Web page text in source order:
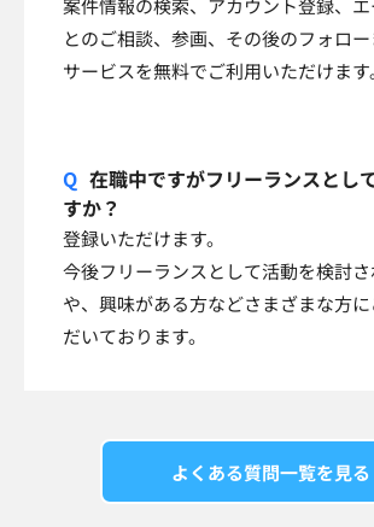
案件情報の検索、アカウント登録、
とのご相談、参画、その後のフォロ
サービスを無料でご利用いただけます
在職中ですがフリーランスとし
すか？
登録いただけます。
今後フリーランスとして活動を検討
や、興味がある方などさまざまな方
だいております。
よくある質問一覧を見る